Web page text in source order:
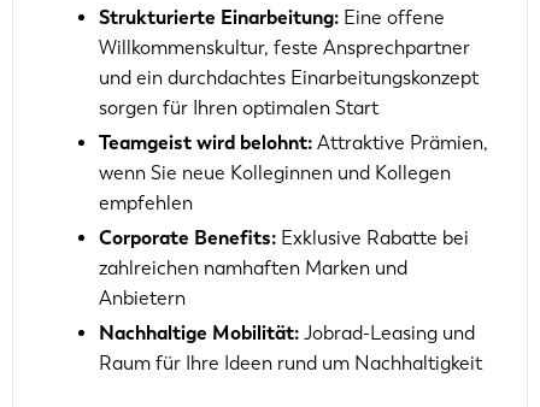
Strukturierte Einarbeitung: Eine offene
Willkommenskultur, feste Ansprechpartner
und ein durchdachtes Einarbeitungskonzept
sorgen für Ihren optimalen Start
Teamgeist wird belohnt: Attraktive Prämien,
wenn Sie neue Kolleginnen und Kollegen
empfehlen
Corporate Benefits: Exklusive Rabatte bei
zahlreichen namhaften Marken und
Anbietern
Nachhaltige Mobilität: Jobrad-Leasing und
Raum für Ihre Ideen rund um Nachhaltigkeit